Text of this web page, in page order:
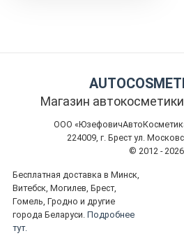
Магазин
ООО
224009, г. Брест ул.
© 2012 - 2026
Бесплатная доставка в Минск,
Витебск, Могилев, Брест,
Гомель, Гродно и другие
города Беларуси. Подробнее
тут.